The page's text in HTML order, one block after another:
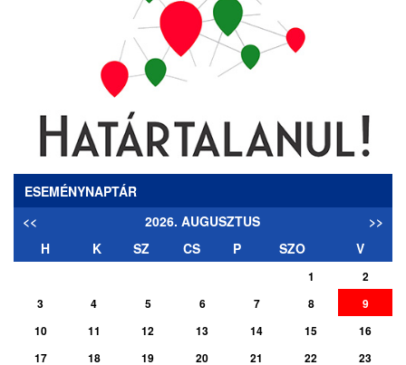
ESEMÉNYNAPTÁR
<<
2026. AUGUSZTUS
>>
H
K SZ CS P SZO V
1
2
3
4 5 6 7 8
9
10
11 12 13 14 15
16
17
18 19 20 21 22 23